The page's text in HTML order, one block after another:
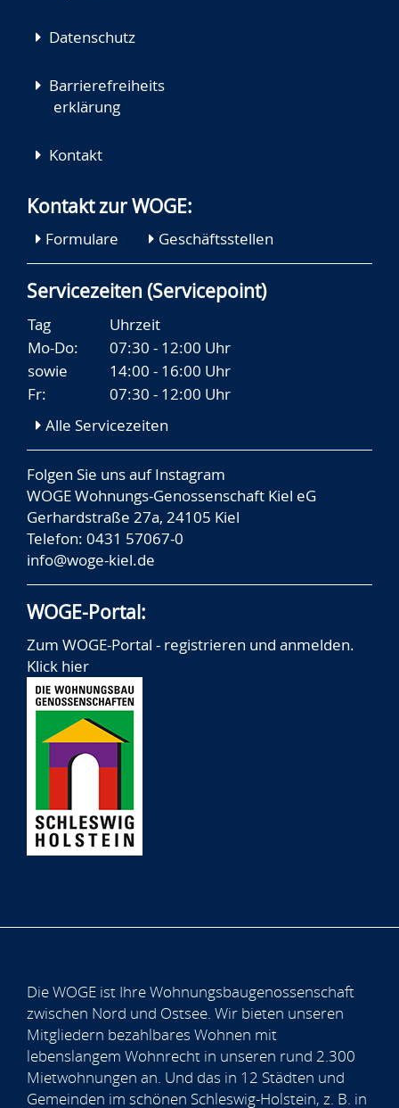
Datenschutz
Barrierefreiheits
erklärung
Kontakt
Kontakt zur WOGE:
Formulare Geschäftsstellen
Servicezeiten (Servicepoint)
Tag
Uhrzeit
Mo-Do:
07:30 - 12:00 Uhr
sowie
14:00 - 16:00 Uhr
Fr:
07:30 - 12:00 Uhr
Alle Servicezeiten
Folgen Sie uns aufInstagram
WOGE Wohnungs-Genossenschaft Kiel eG
Gerhardstraße 27a, 24105 Kiel
Telefon: 0431 57067-0
info@woge-kiel.de
WOGE-Portal:
Zum WOGE-Portal - registrieren und anmelden.
Klick hier
Die WOGE ist Ihre Wohnungsbaugenossenschaft
zwischen Nord und Ostsee. Wir bieten unseren
Mitgliedern bezahlbares Wohnen mit
lebenslangem Wohnrecht in unseren rund 2.300
Mietwohnungen an. Und das in 12 Städten und
Gemeinden im schönen Schleswig-Holstein, z. B. in